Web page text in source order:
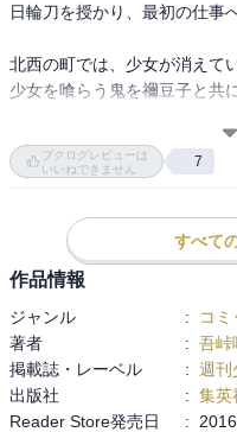
日輪刀を授かり、最初の仕事
北西の町では、少女が消えて
少女を喰らう鬼を禰豆子と共
人を鬼に出来る鬼はたった一
千年以上前、一番最初に鬼と
東京の浅草で、炭治郎は鬼舞
無惨が通行人を鬼に変えてし
が出来なかった。
その時、炭治郎を助けてくれ
医者の珠世、そしてその医者
鬼舞辻無惨しか人を鬼に出来
け鬼にすることに成功している
ブクログレビューは
いいねできません
7
すべて
作品情報
ジャンル : コミ
著者
: 吾峠
掲載誌・レーベル
: 週刊
出版社
: 集英
Reader Store発売日
: